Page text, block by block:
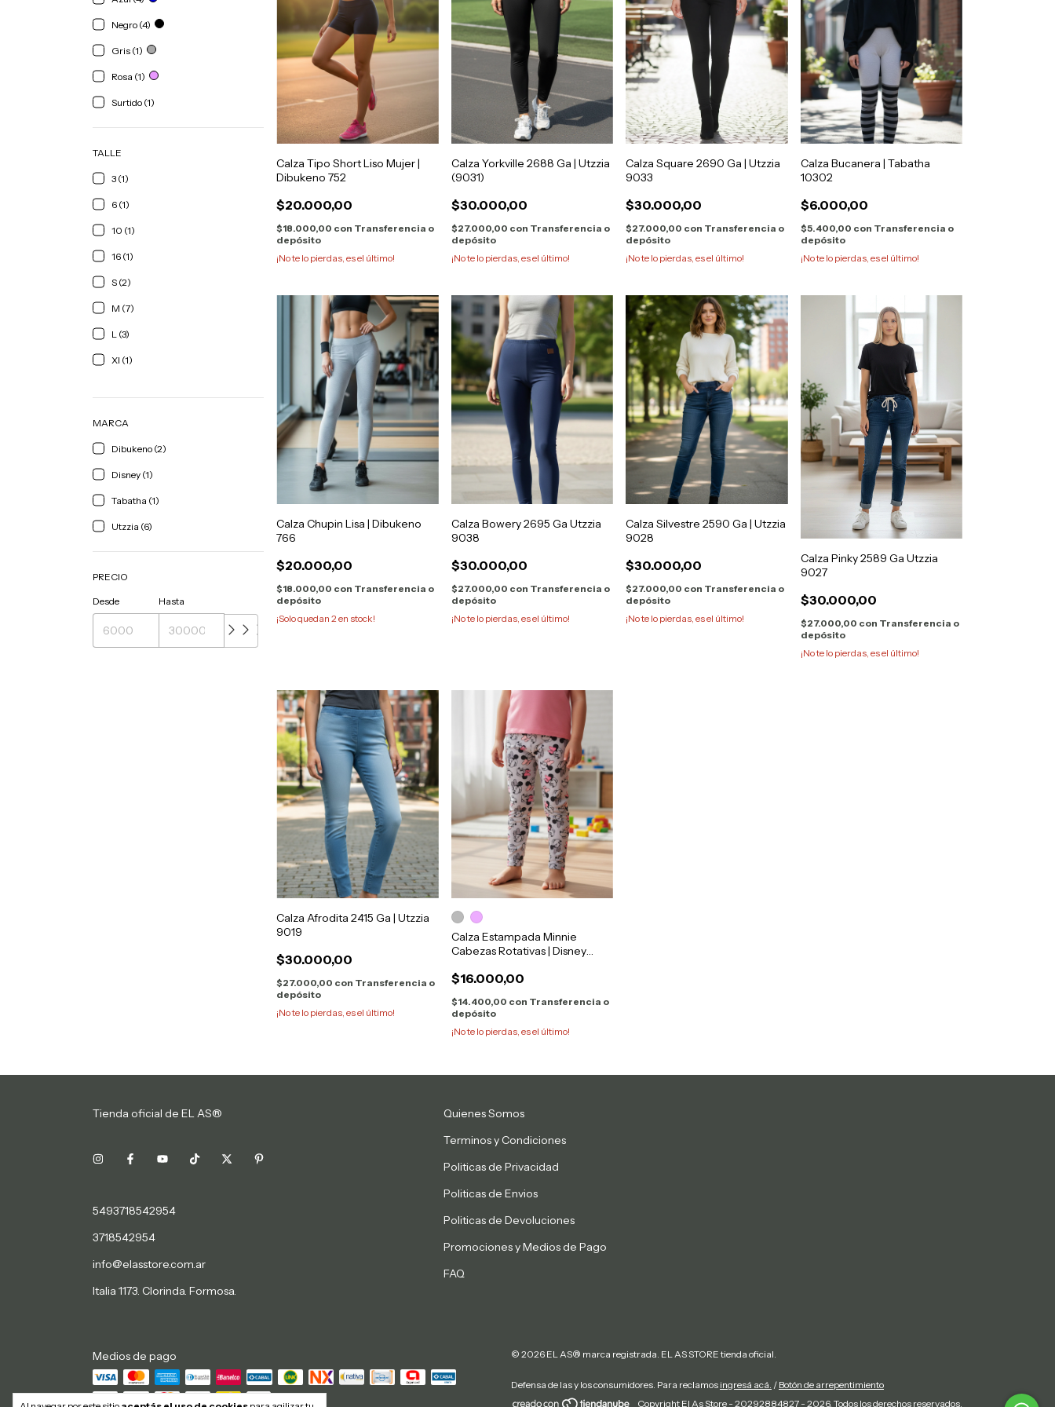
Negro (4)
Gris (1)
Rosa (1)
Surtido (1)
TALLE
3 (1)
6 (1)
10 (1)
16 (1)
S (2)
M (7)
L (3)
Xl (1)
MARCA
Dibukeno (2)
Disney (1)
Tabatha (1)
Utzzia (6)
PRECIO
Desde Hasta
Calza Tipo Short Liso Mujer |
Dibukeno 752
$20.000,00
$18.000,00 con Transferencia o
depósito
¡No te lo pierdas, es el último!
Calza Yorkville 2688 Ga | Utzzia
(9031)
$30.000,00
$27.000,00 con Transferencia o
depósito
¡No te lo pierdas, es el último!
Calza Square 2690 Ga | Utzzia
9033
$30.000,00
$27.000,00 con Transferencia o
depósito
¡No te lo pierdas, es el último!
Calza Bucanera | Tabatha
10302
$6.000,00
$5.400,00 con Transferencia o
depósito
¡No te lo pierdas, es el último!
Calza Chupin Lisa | Dibukeno
766
$20.000,00
$18.000,00 con Transferencia o
depósito
¡Solo quedan2 en stock!
Calza Bowery 2695 Ga Utzzia
9038
$30.000,00
$27.000,00 con Transferencia o
depósito
¡No te lo pierdas, es el último!
Calza Silvestre 2590 Ga | Utzzia
9028
$30.000,00
$27.000,00 con Transferencia o
depósito
¡No te lo pierdas, es el último!
Calza Pinky 2589 Ga Utzzia
9027
$30.000,00
$27.000,00 con Transferencia o
depósito
¡No te lo pierdas, es el último!
Calza Afrodita 2415 Ga | Utzzia
9019
$30.000,00
$27.000,00 con Transferencia o
depósito
¡No te lo pierdas, es el último!
Calza Estampada Minnie
Cabezas Rotativas | Disney
$16.000,00
$14.400,00 con Transferencia o
depósito
¡No te lo pierdas, es el último!
Tienda oficial de EL AS®
5493718542954
3718542954
info@elasstore.com.ar
Italia 1173. Clorinda. Formosa.
Quienes Somos
Terminos y Condiciones
Politicas de Privacidad
Politicas de Envios
Politicas de Devoluciones
Promociones y Medios de Pago
FAQ
Medios de pago © 2026 EL AS® marca registrada. EL AS STORE tienda oficial.
Defensa de las y los consumidores. Para reclamos ingresá acá. / Botón de arrepentimiento
Copyright El As Store - 20292884827 - 2026. Todos los derechos reservados.